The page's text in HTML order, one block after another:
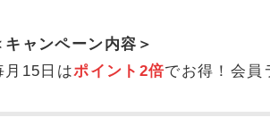
キャンペーン内容＞
月15日はポイント2倍でお得！会員